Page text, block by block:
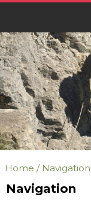
Home / Navigation
Navigation